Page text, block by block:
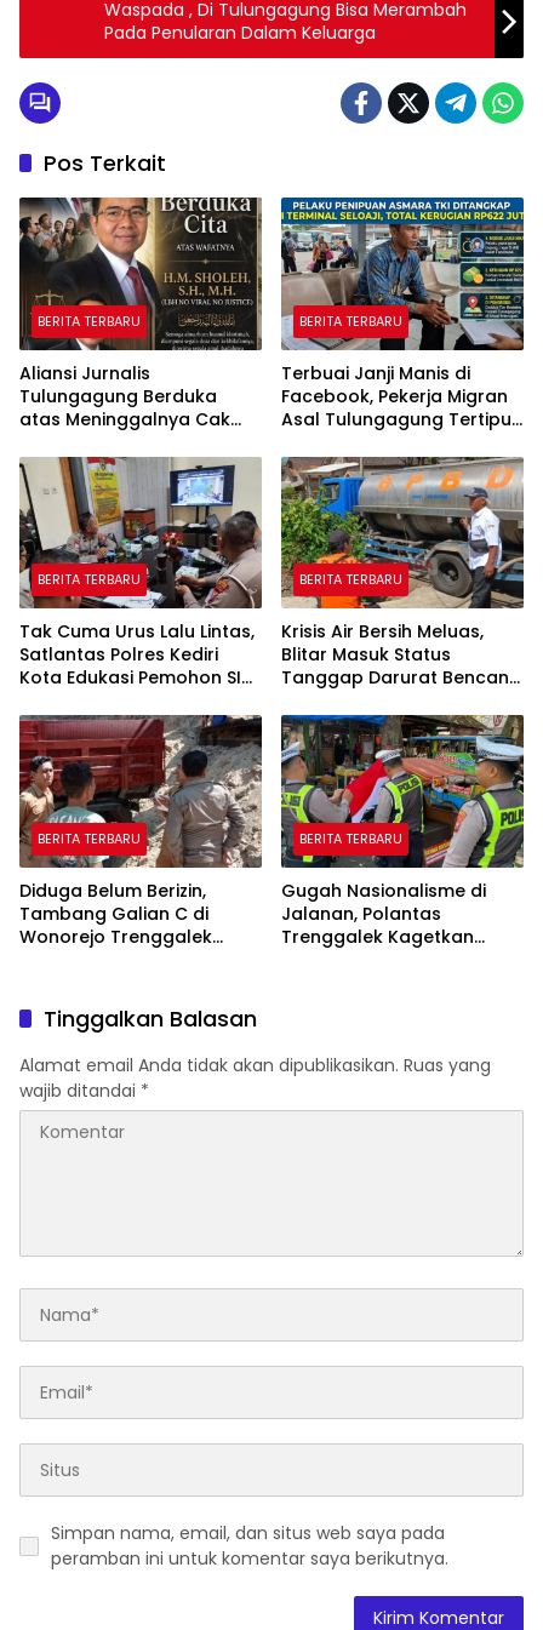
Waspada , Di Tulungagung Bisa Merambah
Pada Penularan Dalam Keluarga
Pos Terkait
BERITA TERBARU
Aliansi Jurnalis
Tulungagung Berduka
atas Meninggalnya Cak
“Beliau Pejuang Keadilan
yang Vokal”
BERITA TERBARU
Terbuai Janji Manis di
Facebook, Pekerja Migran
Asal Tulungagung Tertipu
BERITA TERBARU
Tak Cuma Urus Lalu Lintas,
Satlantas Polres Kediri
Kota Edukasi Pemohon SIM
Pelatihan AI
BERITA TERBARU
Krisis Air Bersih Meluas,
Blitar Masuk Status
Tanggap Darurat Bencana
BERITA TERBARU
Diduga Belum Berizin,
Tambang Galian C di
Wonorejo Trenggalek
BERITA TERBARU
Gugah Nasionalisme di
Jalanan, Polantas
Trenggalek Kagetkan
Tinggalkan Balasan
Alamat email Anda tidak akan dipublikasikan. Ruas yang
wajib ditandai *
Simpan nama, email, dan situs web saya pada
peramban ini untuk komentar saya berikutnya.